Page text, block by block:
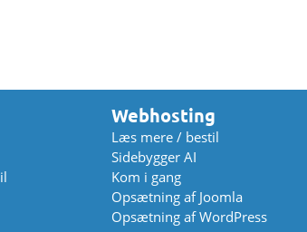
Webhosting
Læs mere / bestil
Sidebygger AI
Kom i gang
Opsætning af Joomla
Opsætning af WordPress